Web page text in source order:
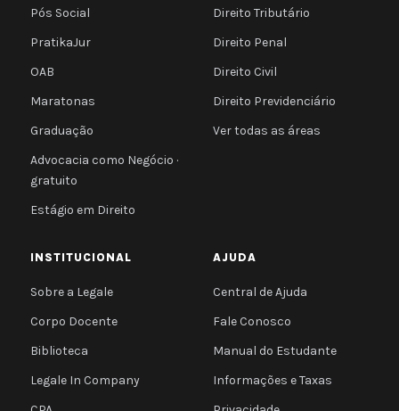
Pós Social
PratikaJur
OAB
Maratonas
Graduação
Advocacia como Negócio ·
gratuito
Estágio em Direito
Direito Tributário
Direito Penal
Direito Civil
Direito Previdenciário
Ver todas as áreas
INSTITUCIONAL
Sobre a Legale
Corpo Docente
Biblioteca
Legale In Company
AJUDA
Central de Ajuda
Fale Conosco
Manual do Estudante
Informações e Taxas